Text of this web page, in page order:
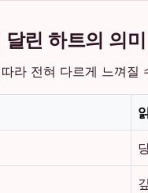
린 하트의 의미
라 전혀 다르게 느껴